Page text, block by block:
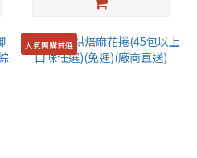
人氣團購首選